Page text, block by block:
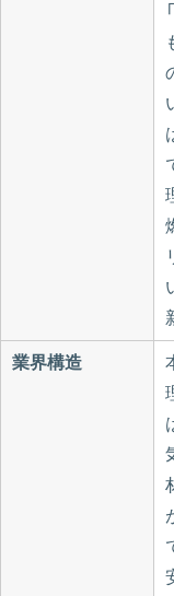
業界構造